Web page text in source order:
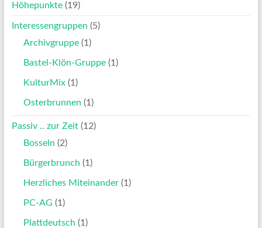
Höhepunkte(19)
Interessengruppen (5)
Archivgruppe(1)
Bastel-Klön-Gruppe(1)
KulturMix(1)
Osterbrunnen (1)
Passiv .. zur Zeit(12)
Bosseln (2)
Bürgerbrunch (1)
Herzliches Miteinander(1)
PC-AG (1)
Plattdeutsch (1)